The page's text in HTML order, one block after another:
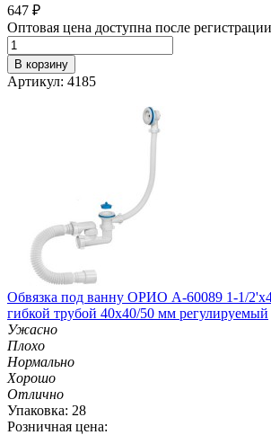
647 ₽
Оптовая цена доступна после регистрации
В корзину
Артикул: 4185
Обвязка под ванну ОРИО А-60089 1-1/
гибкой трубой 40х40/50 мм регулируемый
Ужасно
Плохо
Нормально
Хорошо
Отлично
Упаковка: 28
Розничная цена: